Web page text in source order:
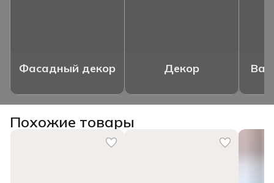
Фасадный декор Декор
Похожие товары